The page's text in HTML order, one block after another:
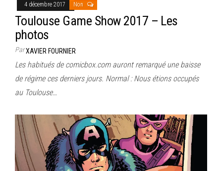
4 décembre 2017 Non
Toulouse Game Show 2017 – Les
photos
ParXAVIER FOURNIER
Les habitués de comicbox.com auront remarqué une baisse
de régime ces derniers jours. Normal : Nous étions occupés
au Toulouse…